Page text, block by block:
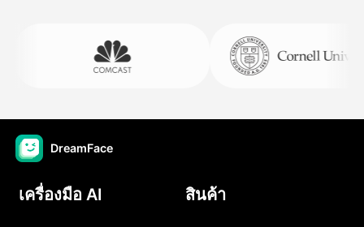
DreamFace
เครื่องมือ AI สินค้า